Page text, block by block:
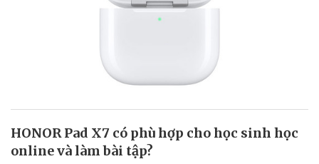
HONOR Pad X7 có phù hợp cho học sinh học
online và làm bài tập?